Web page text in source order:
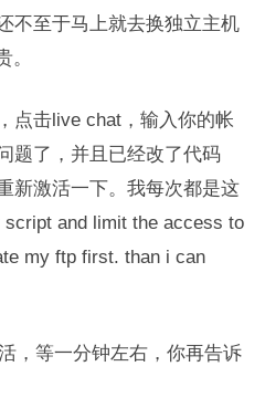
不至于马上就去换独立主机
。
点击live chat，输入你的帐
题了，并且已经改了代码
新激活一下。我每次都是这
and limit the access to
my ftp first. than i can
，等一分钟左右，你再告诉